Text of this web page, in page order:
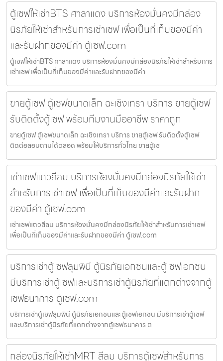
ตู้เซฟให้เช่าBTS ศาลาแดง บริการห้องมั่นคงมีกล่อง
นิรภัยให้เช่าสำหรับการเช่าเซฟ เพื่อเป็นที่เก็บของมีค่า
และรับฝากของมีค่า ตู้เซฟ.com
ตู้เซฟให้เช่าBTS ศาลาแดง บริการห้องมั่นคงมีกล่องนิรภัยให้เช่าสำหรับการ
เช่าเซฟ เพื่อเป็นที่เก็บของมีค่าและรับฝากของมีค่า
ขายตู้เซฟ ตู้เซฟขนาดเล็ก ฉะเชิงเทรา บริการ ขายตู้เซฟ
รับติดตั้งตู้เซฟ พร้อมทีมงานมืออาชีพ ราคาถูก
ขายตู้เซฟ ตู้เซฟขนาดเล็ก ฉะเชิงเทรา บริการ ขายตู้เซฟ รับติดตั้งตู้เซฟ
ติดต่อสอบถามได้ตลอด พร้อมให้บริการทั่วไทย ขายตู้เซ
เช่าเซฟแถวสีลม บริการห้องมั่นคงมีกล่องนิรภัยให้เช่า
สำหรับการเช่าเซฟ เพื่อเป็นที่เก็บของมีค่าและรับฝาก
ของมีค่า ตู้เซฟ.com
เช่าเซฟแถวสีลม บริการห้องมั่นคงมีกล่องนิรภัยให้เช่าสำหรับการเช่าเซฟ
เพื่อเป็นที่เก็บของมีค่าและรับฝากของมีค่า ตู้เซฟ.com
บริการเช่าตู้เซฟลุมพินี ตู้นิรภัยเอกชนและตู้เซฟเอกชน
มีบริการเช่าตู้เซฟและบริการเช่าตู้นิรภัยที่แตกต่างจากตู้
เซฟธนาคาร ตู้เซฟ.com
บริการเช่าตู้เซฟลุมพินี ตู้นิรภัยเอกชนและตู้เซฟเอกชน มีบริการเช่าตู้เซฟ
และบริการเช่าตู้นิรภัยที่แตกต่างจากตู้เซฟธนาคาร ต
กล่องนิรภัยให้เช่าMRT สีลม บริการตู้เซฟสำหรับการ